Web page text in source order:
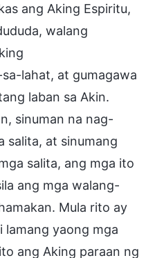
ang Aking Espiritu,
walang
lahat, at gumagawa
laban sa Akin.
sinuman na nag-
salita, at sinumang
salita, ang mga ito
ang mga walang-
Mula rito ay
lamang yaong mga
ang Aking paraan ng